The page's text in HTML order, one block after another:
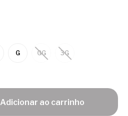
G GG 3G
Adicionar ao carrinho